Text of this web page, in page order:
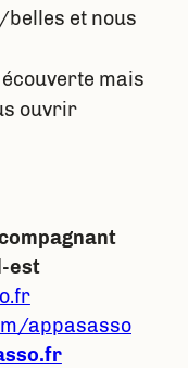
belles et nous
mais
ouvrir
est
appasasso